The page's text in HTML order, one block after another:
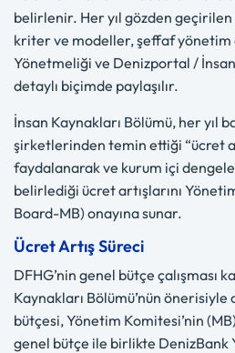
belirlenir. Her yıl gözden
kriter ve modeller, şeffaf yönetim
Yönetmeliği ve Denizportal /
detaylı biçimde paylaşılır.
İnsan Kaynakları Bölümü, her yıl
şirketlerinden temin ettiği “ücret
faydalanarak ve kurum içi
belirlediği ücret artışlarını
Board-MB) onayına sunar.
Ücret Artış Süreci
DFHG’nin genel bütçe çalışması
Kaynakları Bölümü’nün
bütçesi, Yönetim Komitesi’nin
genel bütçe ile birlikte DenizBank